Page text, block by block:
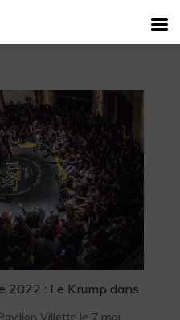
: Le Krump dans
Villette le 7 mai